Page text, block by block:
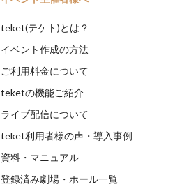
teket(テケト)とは？
イベント作成の方法
ご利用料金について
teketの機能ご紹介
ライブ配信について
teket利用者様の声・導入事例
資料・マニュアル
登録済み劇場・ホール一覧